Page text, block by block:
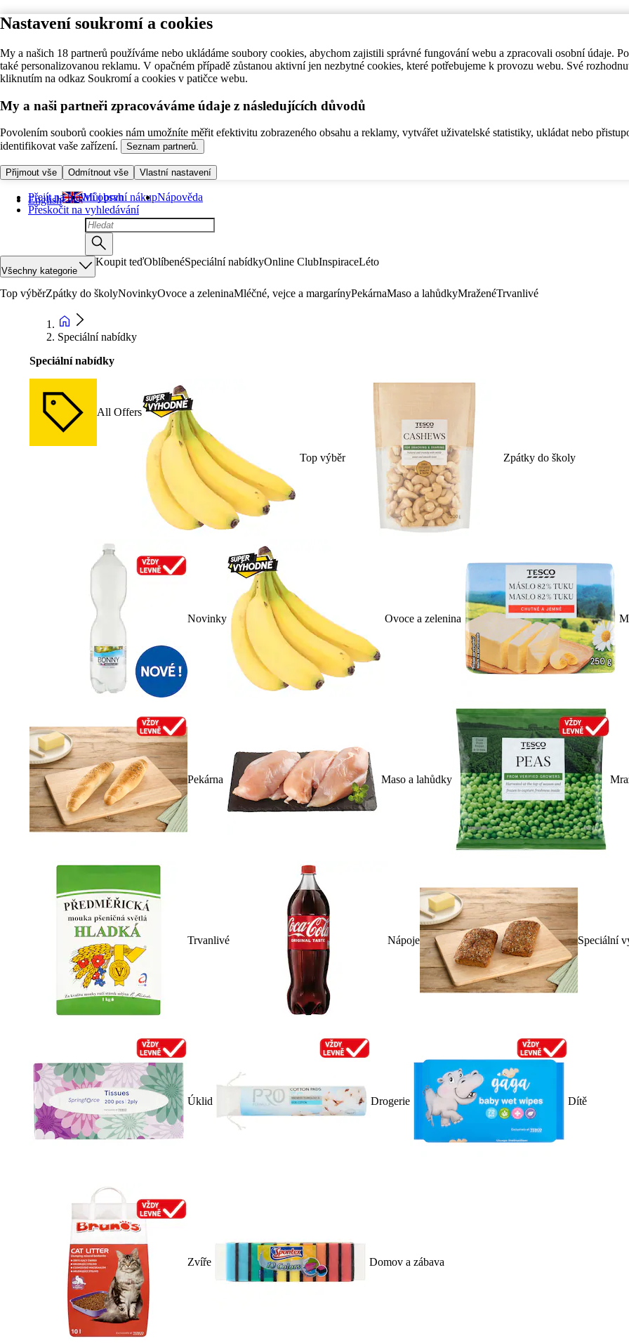
Nastavení soukromí a cookies
My a našich 18 partnerů používáme nebo ukládáme soubory cookies, abychom zajistili správné fungování webu a zpracovali osobní údaje.
také personalizovanou reklamu. V opačném případě zůstanou aktivní jen nezbytné cookies, které potřebujeme k provozu webu. Své
kliknutím na odkaz Soukromí a cookies v patičce webu.
My a naši partneři zpracováváme údaje z následujících důvodů
Povolením souborů cookies nám umožníte měřit efektivitu zobrazeného obsahu a reklamy, vytvářet uživatelské statistiky, ukládat nebo
identifikovat vaše zařízení.
Seznam partnerů.
Přijmout vše Odmítnout vše Vlastní nastavení
Přejít na hlavní obsah
Přeskočit na vyhledávání
English Můj první nákupNápověda
Všechny kategorie
Koupit teďOblíbenéSpeciální nabídkyOnline ClubInspiraceLéto
Top výběrZpátky do školyNovinkyOvoce a zeleninaMléčné, vejce a margarínyPekárnaMaso a lahůdkyMraženéTrvanlivé
Speciální nabídky
Speciální nabídky
All Offers
Top výběr Zpátky do školy
Novinky Ovoce a zelenina
Pekárna Maso a lahůdky
Trvanlivé Nápoje Speciální
Úklid Drogerie Dítě
Zvíře Domov a zábava